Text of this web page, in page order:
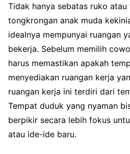
Tidak hanya sebatas ruko
tongkrongan anak muda
idealnya mempunyai ruangan
bekerja. Sebelum memilih
harus memastikan apakah
menyediakan ruangan kerja
ruangan kerja ini terdiri dari
Tempat duduk yang nyaman
berpikir secara lebih fokus
atau ide-ide baru.